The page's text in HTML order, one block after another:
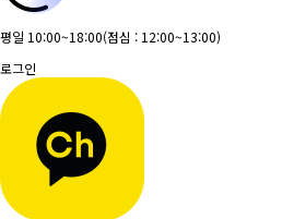
평일 10:00~18:00(점심 : 12:00~13:00)
로그인